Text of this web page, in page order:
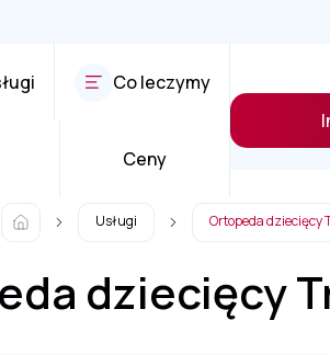
Co leczymy
Ceny
Usługi Ortopeda dziecięcy
dziecięcy